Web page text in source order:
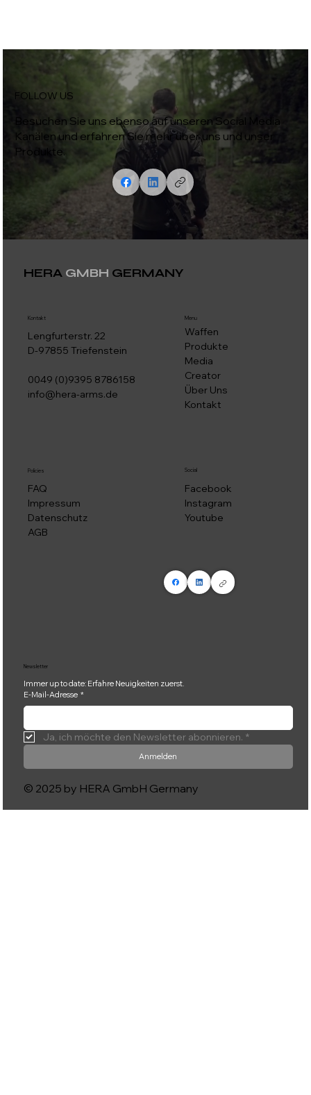
FOLLOW US
Besuchen Sie uns ebenso auf unseren Social Media
Kanälen und erfahren Sie mehr über uns und unser
Produkte.
HERA GMBH GERMANY
Menu
Waffen
Produkte
Media
Creator
Über Uns
Kontakt
Policies
FAQ
Impressum
Datenschutz
AGB
Kontakt
Lengfurterstr. 22
D-97855 Triefenstein
0049 (0)9395 8786158
info@hera-arms.de
Social
Facebook
Instagram
Youtube
Newsletter
Immer up to date: Erfahre Neuigkeiten zuerst.
E-Mail-Adresse *
Ja, ich möchte den Newsletter abonnieren. *
Anmelden
© 2025 by HERA GmbH Germany